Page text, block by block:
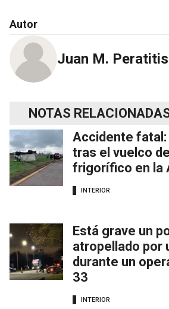
Autor
Juan M. Peratitis
NOTAS
Accidente
tras el vuelco
frigorífico en la
INTERIOR
Está grave un
atropellado por
durante un
33
INTERIOR